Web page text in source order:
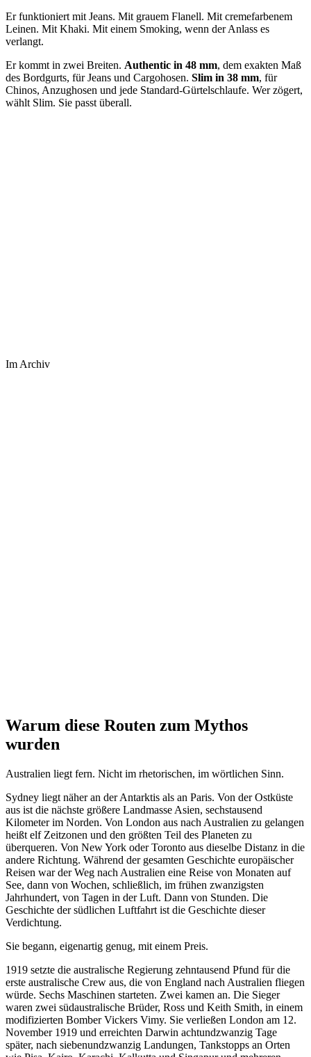
Er funktioniert mit Jeans. Mit grauem Flanell. Mit cremefarbenem
Leinen. Mit Khaki. Mit einem Smoking, wenn der Anlass es
verlangt.
Er kommt in zwei Breiten. Authentic in 48 mm, dem exakten Maß
des Bordgurts, für Jeans und Cargohosen. Slim in 38 mm, für
Chinos, Anzughosen und jede Standard-Gürtelschlaufe. Wer zögert,
wählt Slim. Sie passt überall.
Im Archiv
Warum diese Routen zum Mythos
wurden
Australien liegt fern. Nicht im rhetorischen, im wörtlichen Sinn.
Sydney liegt näher an der Antarktis als an Paris. Von der Ostküste
aus ist die nächste größere Landmasse Asien, sechstausend
Kilometer im Norden. Von London aus nach Australien zu gelangen
heißt elf Zeitzonen und den größten Teil des Planeten zu
überqueren. Von New York oder Toronto aus dieselbe Distanz in die
andere Richtung. Während der gesamten Geschichte europäischer
Reisen war der Weg nach Australien eine Reise von Monaten auf
See, dann von Wochen, schließlich, im frühen zwanzigsten
Jahrhundert, von Tagen in der Luft. Dann von Stunden. Die
Geschichte der südlichen Luftfahrt ist die Geschichte dieser
Verdichtung.
Sie begann, eigenartig genug, mit einem Preis.
1919 setzte die australische Regierung zehntausend Pfund für die
erste australische Crew aus, die von England nach Australien fliegen
würde. Sechs Maschinen starteten. Zwei kamen an. Die Sieger
waren zwei südaustralische Brüder, Ross und Keith Smith, in einem
modifizierten Bomber Vickers Vimy. Sie verließen London am 12.
November 1919 und erreichten Darwin achtundzwanzig Tage
später, nach siebenundzwanzig Landungen, Tankstopps an Orten